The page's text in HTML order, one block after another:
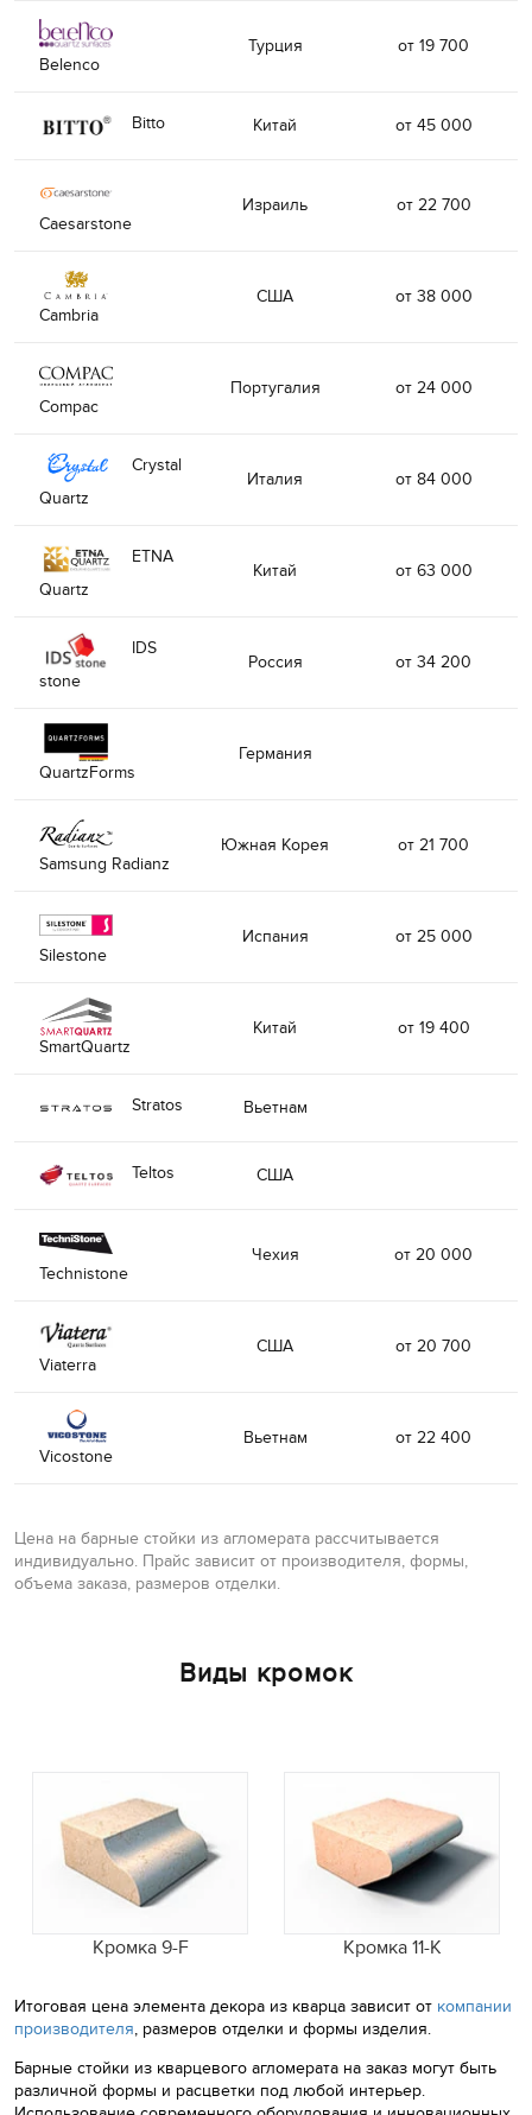
Belenco
Турция от 19 700
Bitto Китай от 45 000
Caesarstone
Израиль от 22 700
Cambria
США от 38 000
Compac
Португалия от 24 000
Crystal
Quartz
Италия от 84 000
ETNA
Quartz
Китай от 63 000
IDS
stone
Россия от 34 200
QuartzForms
Германия
Samsung Radianz
Южная Корея от 21 700
Silestone
Испания от 25 000
SmartQuartz
Китай от 19 400
Stratos Вьетнам
Teltos США
Technistone
Чехия от 20 000
Viaterra
США от 20 700
Vicostone
Вьетнам от 22 400
Цена на барные стойки из агломерата рассчитывается
индивидуально. Прайс зависит от производителя, формы,
объема заказа, размеров отделки.
Виды кромок
Кромка 9-F Кромка 11-K
Итоговая цена элемента декора из кварца зависит от компании
производителя, размеров отделки и формы изделия.
Барные стойки из кварцевого агломерата на заказ могут быть
различной формы и расцветки под любой интерьер.